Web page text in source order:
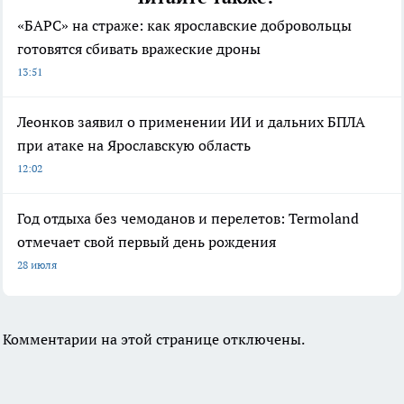
«БАРС» на страже: как ярославские добровольцы
готовятся сбивать вражеские дроны
13:51
Леонков заявил о применении ИИ и дальних БПЛА
при атаке на Ярославскую область
12:02
Год отдыха без чемоданов и перелетов: Termoland
отмечает свой первый день рождения
28 июля
Комментарии на этой странице отключены.